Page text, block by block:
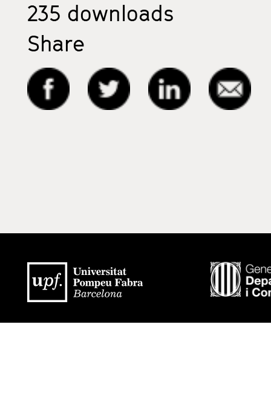
235 downloads
Share